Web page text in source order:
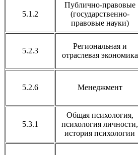
5.1.2
Публично-правовые
(государственно-
правовые науки)
5.2.3
Региональная и
отраслевая экономика
5.2.6 Менеджмент
5.3.1
Общая психология,
психология личности,
история психологии